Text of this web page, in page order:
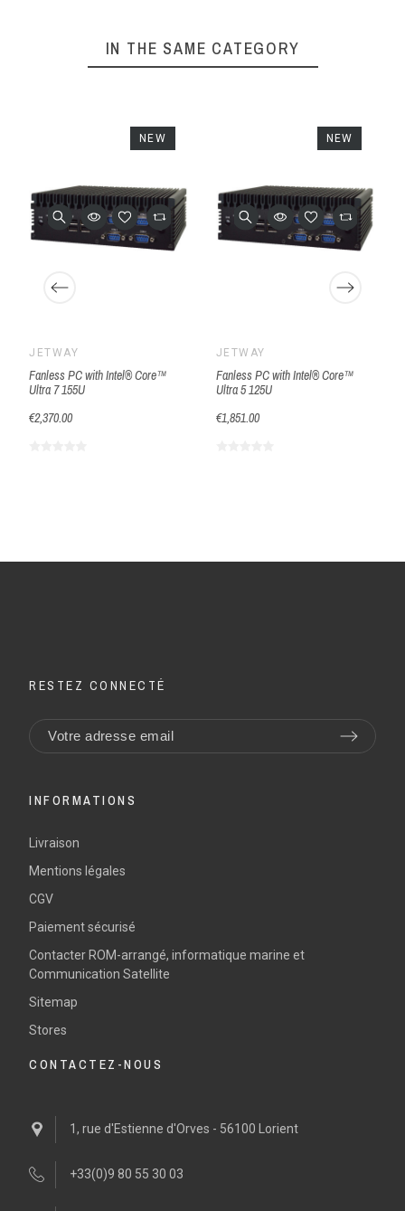
IN THE SAME CATEGORY
JETWAY
Fanless PC with Intel® Core™
Ultra 7 155U
€2,370.00
NEW
JETWAY
Fanless PC with Intel® Core™
Ultra 5 125U
€1,851.00
NEW
RESTEZ CONNECTÉ
INFORMATIONS
Livraison
Mentions légales
CGV
Paiement sécurisé
Contacter ROM-arrangé, informatique marine et
Communication Satellite
Sitemap
Stores
CONTACTEZ-NOUS
1, rue d'Estienne d'Orves - 56100 Lorient
+33(0)9 80 55 30 03